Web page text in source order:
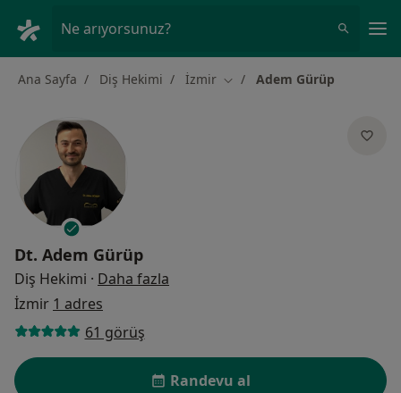
Ne arıyorsunuz?
Ana Sayfa Diş Hekimi İzmir Şehir değiştir
Adem Gürüp
Dt. Adem Gürüp
Diş Hekimi · Daha fazla
İzmir 1 adres
61 görüş
Randevu al